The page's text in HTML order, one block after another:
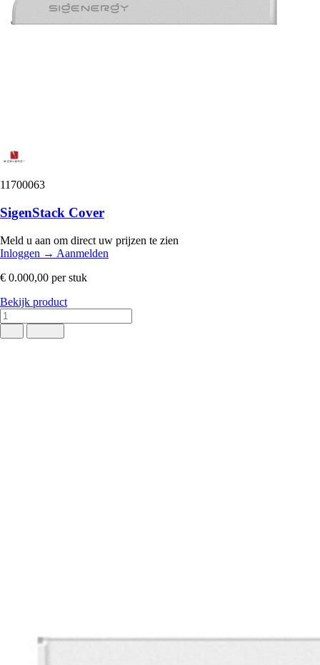
11700063
SigenStack Cover
Meld u aan om direct uw prijzen te zien
Inloggen → Aanmelden
€ 0.000,00 per stuk
Bekijk product